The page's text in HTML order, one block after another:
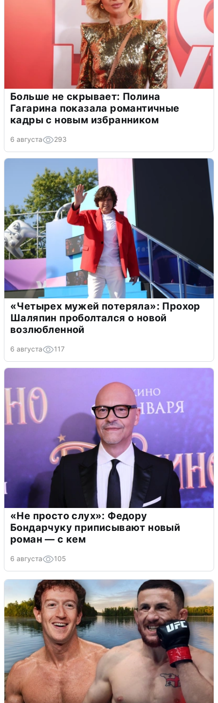
Больше не скрывает: Полина
Гагарина показала романтичные
кадры с новым избранником
6 августа 293
«Четырех мужей потеряла»: Прохор
Шаляпин проболтался о новой
возлюбленной
6 августа 117
«Не просто слух»: Федору
Бондарчуку приписывают новый
роман — с кем
6 августа 105